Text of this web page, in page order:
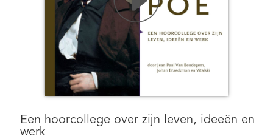
Een hoorcollege over zijn leven, ideeën en
werk